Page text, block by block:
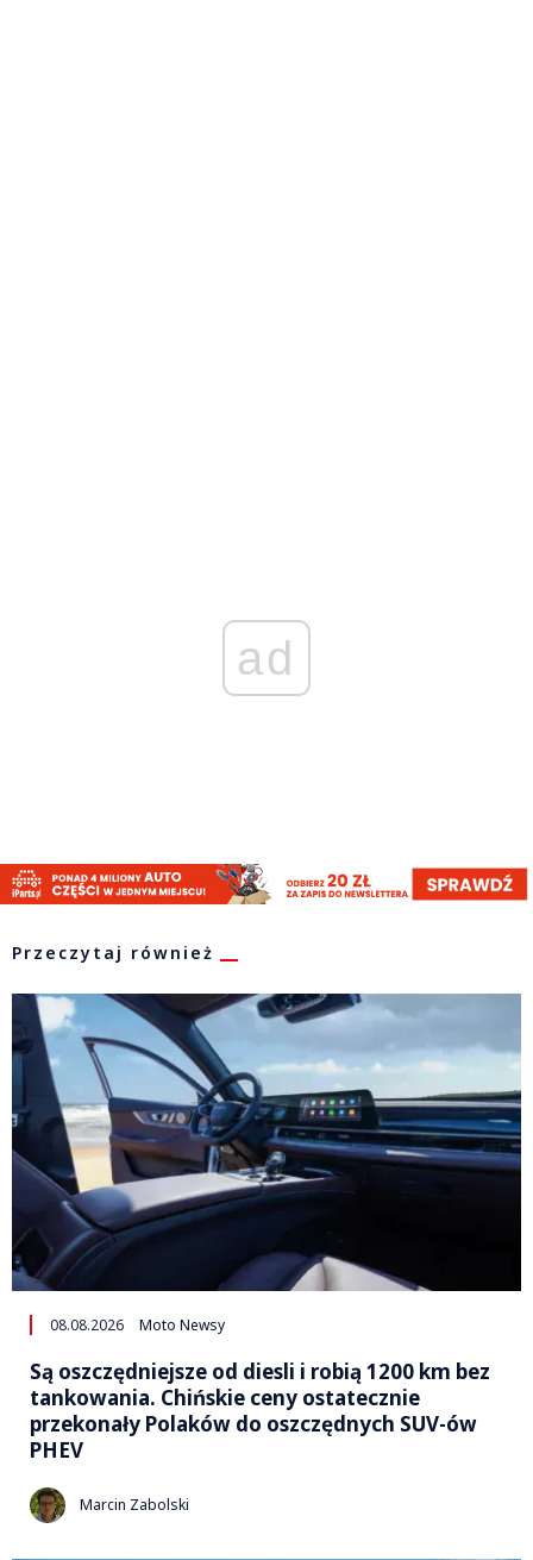
ad
Przeczytaj również
08.08.2026 Moto Newsy
Są oszczędniejsze od diesli i robią 1200 km bez
tankowania. Chińskie ceny ostatecznie
przekonały Polaków do oszczędnych SUV-ów
PHEV
Marcin Zabolski